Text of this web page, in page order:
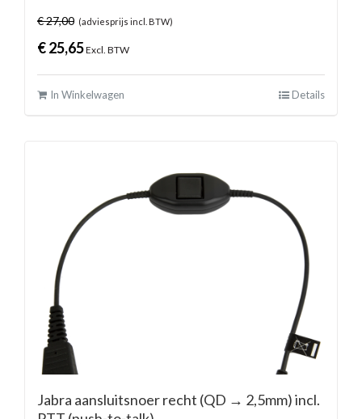
€27,00 (adviesprijs incl. BTW)
€25,65Excl. BTW
In Winkelwagen Details
Jabra aansluitsnoer recht (QD → 2,5mm) incl.